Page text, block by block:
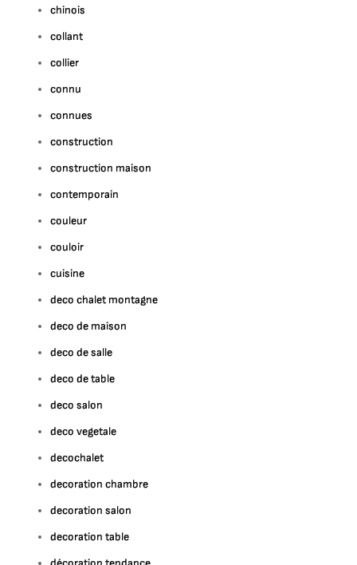
chinois
collant
collier
connu
connues
construction
construction maison
contemporain
couleur
couloir
cuisine
deco chalet montagne
deco de maison
deco de salle
deco de table
deco salon
deco vegetale
decochalet
decoration chambre
decoration salon
decoration table